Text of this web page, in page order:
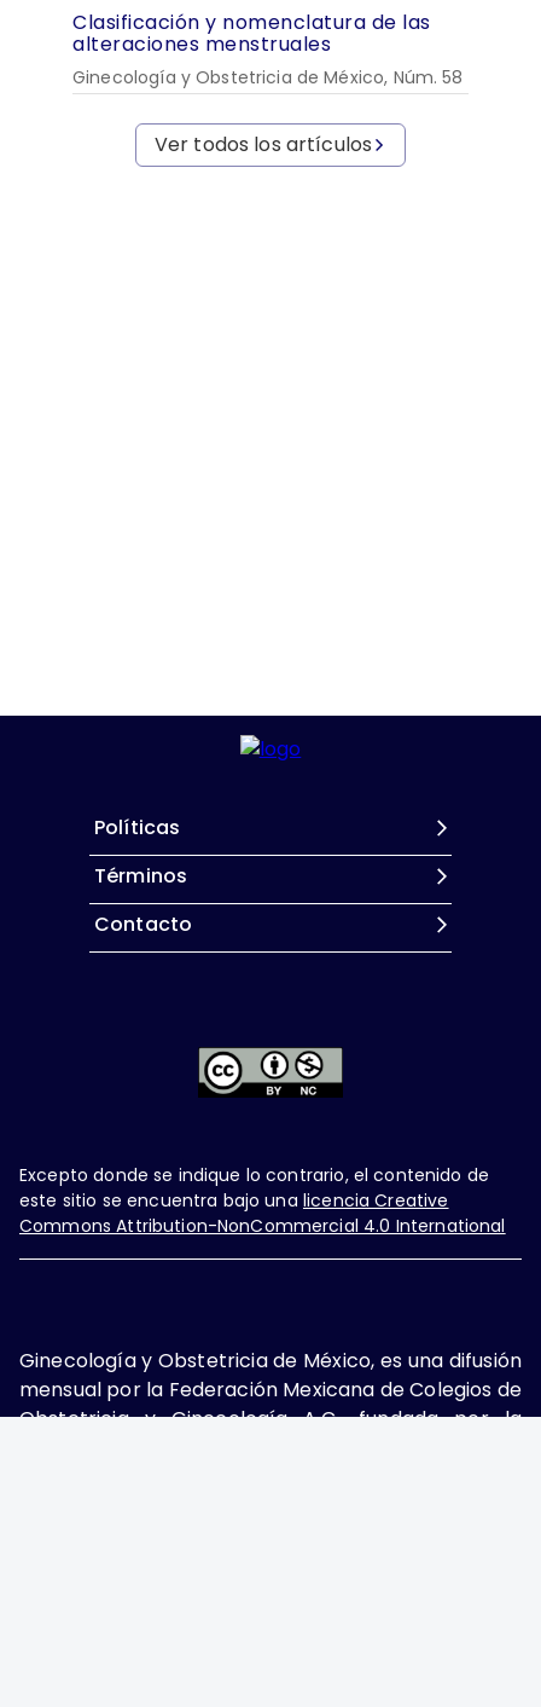
Clasificación y nomenclatura de las
alteraciones menstruales
Ginecología y Obstetricia de México, Núm. 58
Ver todos los artículos
Políticas
Términos
Contacto
Excepto donde se indique lo contrario, el contenido de
este sitio se encuentra bajo una licencia Creative
Commons Attribution-NonCommercial 4.0 International
Ginecología y Obstetricia de México, es una difusión
mensual por la Federación Mexicana de Colegios de
Obstetricia y Ginecología A.C., fundada por la